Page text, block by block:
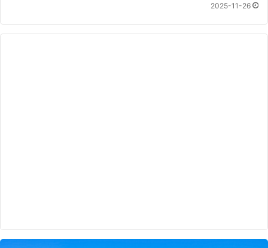
2025-11-26